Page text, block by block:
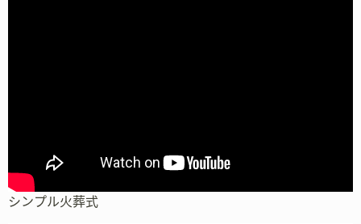
シンプル火葬式